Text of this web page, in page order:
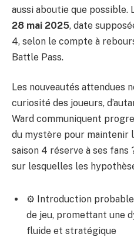
aussi aboutie que possible.
28 mai 2025, date
4, selon le compte à
Battle Pass.
Les nouveautés attendues
curiosité des joueurs,
Ward communiquent
du mystère pour maintenir
saison 4 réserve à ses fans
sur lesquelles les
⚙️ Introduction probable
de jeu, promettant une
fluide et stratégique